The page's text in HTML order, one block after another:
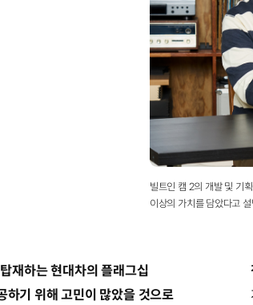
빌트인 캠 2의 개발 및 기
이상의 가치를 담았다고
재하는 현대차의 플래그십
하기 위해 고민이 많았을 것으로